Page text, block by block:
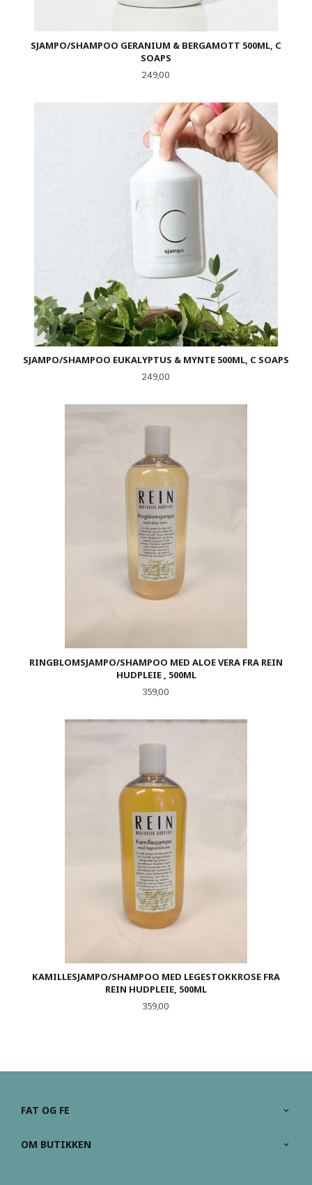
SJAMPO/SHAMPOO GERANIUM & BERGAMOTT 500ML, C
SOAPS
Pris
249,00
SJAMPO/SHAMPOO EUKALYPTUS & MYNTE 500ML, C SOAPS
Pris
249,00
RINGBLOMSJAMPO/SHAMPOO MED ALOE VERA FRA REIN
HUDPLEIE , 500ML
Pris
359,00
KAMILLESJAMPO/SHAMPOO MED LEGESTOKKROSE FRA
REIN HUDPLEIE, 500ML
Pris
359,00
FAT OG FE
OM BUTIKKEN